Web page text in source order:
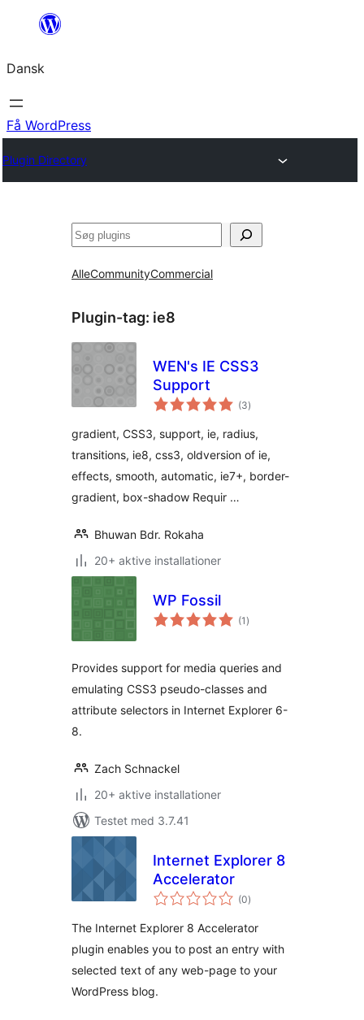
Spring
indhold
Dansk
Få WordPress
Plugin Directory
Søg
AlleCommunityCommercial
Plugin-tag: ie8
WEN's IE CSS3
Support
(3totale
bedømmelser
)
gradient, CSS3, support, ie, radius,
transitions, ie8, css3, oldversion of ie,
effects, smooth, automatic, ie7+, border-
gradient, box-shadow Requir …
Bhuwan Bdr. Rokaha
20+ aktive installationer
WP Fossil
(1 totale
bedømmelser
)
Provides support for media queries and
emulating CSS3 pseudo-classes and
attribute selectors in Internet Explorer 6-
8.
Zach Schnackel
20+ aktive installationer
Testet med 3.7.41
Internet Explorer 8
Accelerator
(0totale
bedømmelser
)
The Internet Explorer 8 Accelerator
plugin enables you to post an entry with
selected text of any web-page to your
WordPress blog.